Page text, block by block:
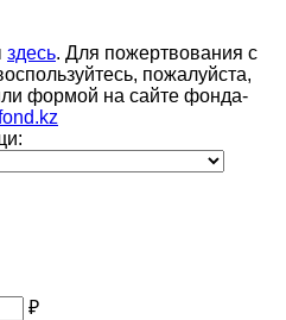
здесь. Для пожертвования с
пожалуйста,
формой на сайте фонда-
₽